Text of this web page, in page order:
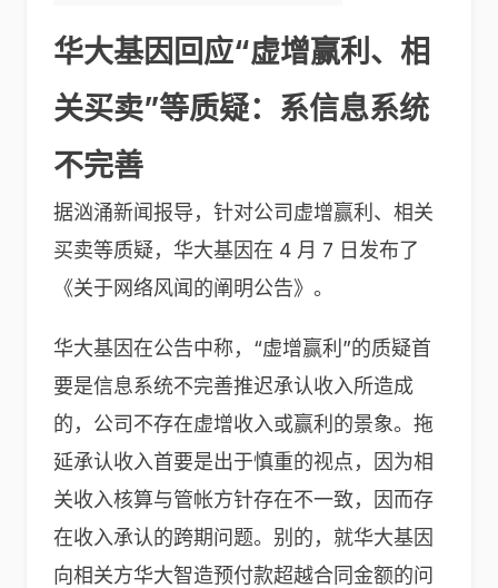
华大基因回应“虚增赢利、相
关买卖”等质疑：系信息系统
不完善
据汹涌新闻报导，针对公司虚增赢利、相关
买卖等质疑，华大基因在 4 月 7 日发布了
《关于网络风闻的阐明公告》。
华大基因在公告中称，“虚增赢利”的质疑首
要是信息系统不完善推迟承认收入所造成
的，公司不存在虚增收入或赢利的景象。拖
延承认收入首要是出于慎重的视点，因为相
关收入核算与管帐方针存在不一致，因而存
在收入承认的跨期问题。别的，就华大基因
向相关方华大智造预付款超越合同金额的问